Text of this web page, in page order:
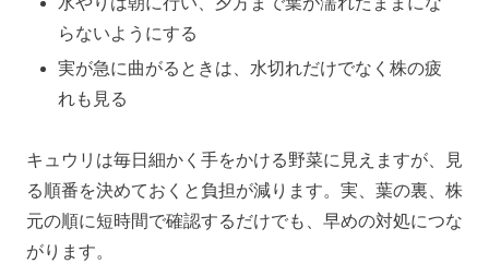
らないようにする
実が急に曲がるときは、水切れだけでなく株の疲
れも見る
キュウリは毎日細かく手をかける野菜に見えますが、見
る順番を決めておくと負担が減ります。実、葉の裏、株
元の順に短時間で確認するだけでも、早めの対処につな
がります。